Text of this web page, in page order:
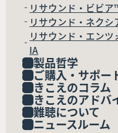
リサウンド・ビビア
リサウンド・ネクシ
リサウンド・エンツ
IA
製品哲学
ご購入・サポー
きこえのコラム
きこえのアドバ
難聴について
ニュースルーム